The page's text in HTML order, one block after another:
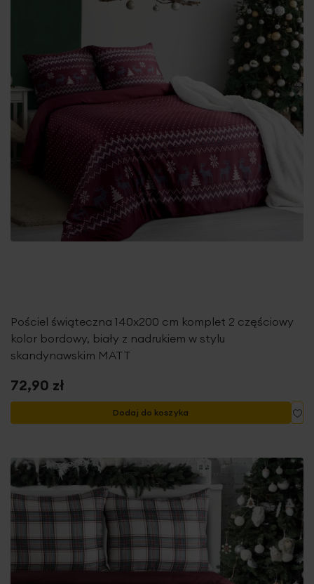
Pościel świąteczna 140x200 cm komplet 2 częściowy
kolor bordowy, biały z nadrukiem w stylu
skandynawskim MATT
72,90 zł
Dodaj do koszyka